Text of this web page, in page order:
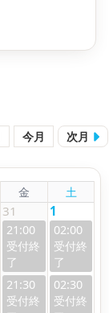
今月 次月
金 土
31
21:00
21:30
1
02:00
02:30